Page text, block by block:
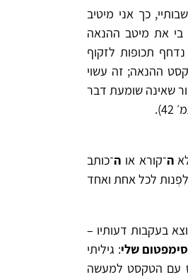
כך אני מיטיב
בי את מיטב ההנאה
תכופות לזקוף
ההנאה; זה עשוי
שאינה שומעת דבר
לאה־קורא או ה־כותב
לכל אחת ואחד
בעקבות דעותיו –
שלי: גיליתי
עם הטקסט למעשה